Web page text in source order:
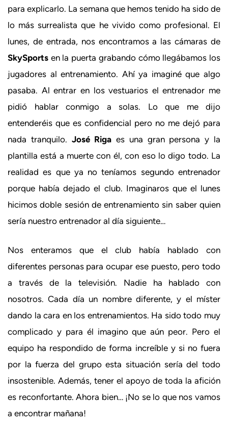
para explicarlo. La semana que hemos tenido ha sido de
lo más surrealista que he vivido como profesional. El
lunes, de entrada, nos encontramos a las cámaras de
SkySports en la puerta grabando cómo llegábamos los
jugadores al entrenamiento. Ahí ya imaginé que algo
pasaba. Al entrar en los vestuarios el entrenador me
pidió hablar conmigo a solas. Lo que me dijo
entenderéis que es confidencial pero no me dejó para
nada tranquilo. José Riga es una gran persona y la
plantilla está a muerte con él, con eso lo digo todo. La
realidad es que ya no teníamos segundo entrenador
porque había dejado el club. Imaginaros que el lunes
hicimos doble sesión de entrenamiento sin saber quien
sería nuestro entrenador al día siguiente…
Nos enteramos que el club había hablado con
diferentes personas para ocupar ese puesto, pero todo
a través de la televisión. Nadie ha hablado con
nosotros. Cada día un nombre diferente, y el míster
dando la cara en los entrenamientos. Ha sido todo muy
complicado y para él imagino que aún peor. Pero el
equipo ha respondido de forma increíble y si no fuera
por la fuerza del grupo esta situación sería del todo
insostenible. Además, tener el apoyo de toda la afición
es reconfortante. Ahora bien… ¡No se lo que nos vamos
a encontrar mañana!